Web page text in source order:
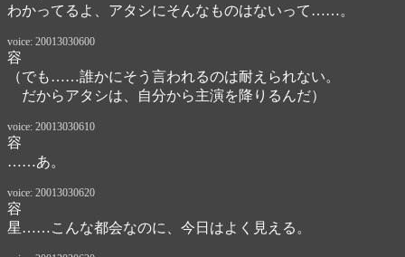
わかってるよ、アタシにそんなものはないって……。
voice: 20013030600
容
（でも……誰かにそう言われるのは耐えられない。
だからアタシは、自分から主演を降りるんだ）
voice: 20013030610
容
……あ。
voice: 20013030620
容
星……こんな都会なのに、今日はよく見える。